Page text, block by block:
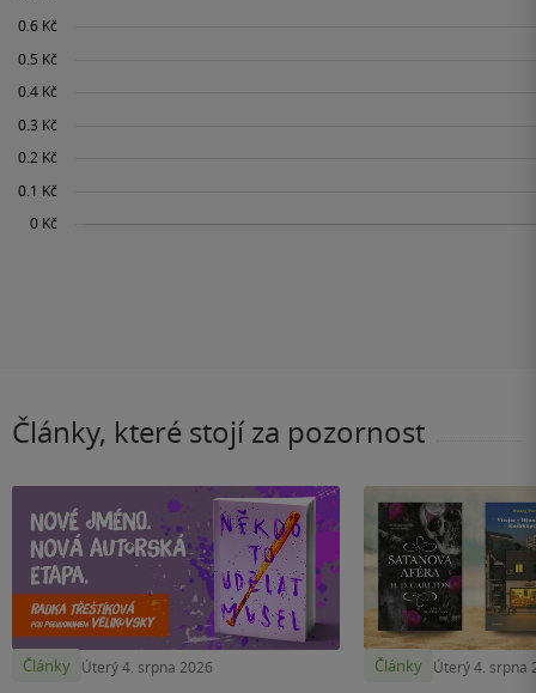
Články, které stojí za pozornost
Články Úterý 4. srpna 2026 Články Úterý 4. srpna